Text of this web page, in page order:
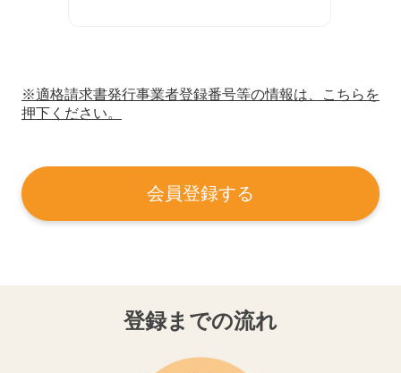
※適格請求書発行事業者登録番号等の情報は、こちらを
押下ください。
会員登録する
登録までの流れ